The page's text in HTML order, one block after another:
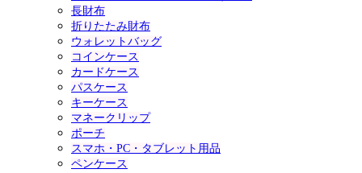
長財布
折りたたみ財布
ウォレットバッグ
コインケース
カードケース
パスケース
キーケース
マネークリップ
ポーチ
スマホ・PC・タブレット用品
ペンケース